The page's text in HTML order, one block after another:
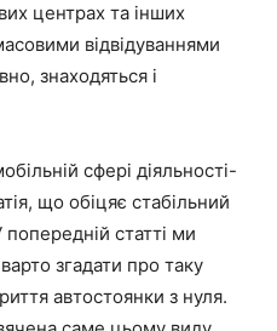
центрах та інших
відвідуваннями
знаходяться і
сфері діяльності-
що обіцяє стабільний
статті ми
згадати про таку
автостоянки з нуля.